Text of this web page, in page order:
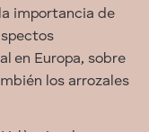
importancia de
en Europa, sobre
los arrozales